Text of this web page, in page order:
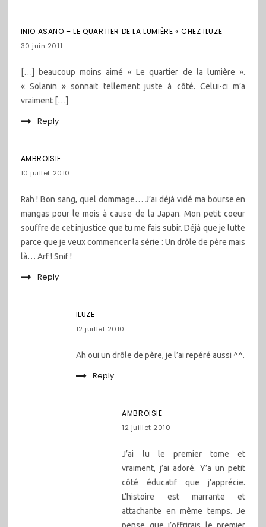
INIO ASANO – LE QUARTIER DE LA LUMIÈRE « CHEZ ILUZE
30 juin 2011
[…] beaucoup moins aimé « Le quartier de la lumière ».
« Solanin » sonnait tellement juste à côté. Celui-ci m’a
vraiment […]
Reply
AMBROISIE
10 juillet 2010
Rah ! Bon sang, quel dommage… J’ai déjà vidé ma bourse en
mangas pour le mois à cause de la Japan. Mon petit coeur
souffre de cet injustice que tu me fais subir. Déjà que je lutte
parce que je veux commencer la série : Un drôle de père mais
là… Arf ! Snif !
Reply
ILUZE
12 juillet 2010
Ah oui un drôle de père, je l’ai repéré aussi ^^.
Reply
AMBROISIE
12 juillet 2010
J’ai lu le premier tome et
vraiment, j’ai adoré. Y’a un petit
côté éducatif que j’apprécie.
L’histoire est marrante et
attachante en même temps. Je
pense que j’offrirais le premier